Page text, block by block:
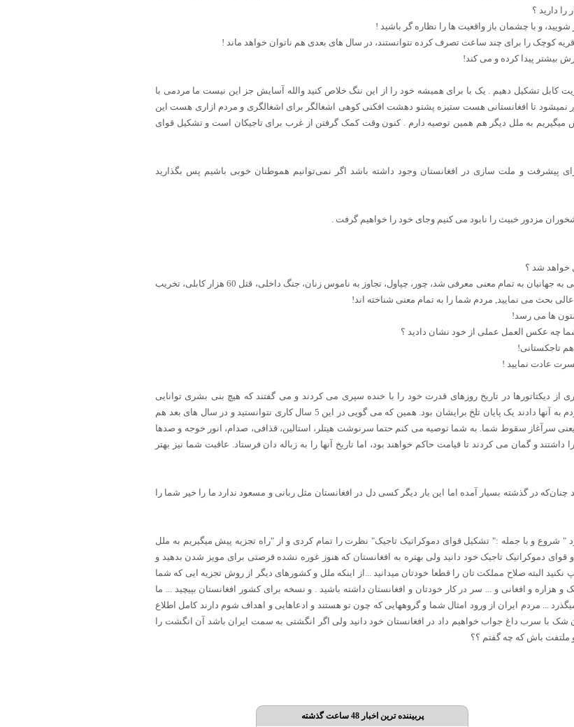
را دارید ؟
و با چشمان باز واقعیت ها را نظاره گر باشید !
بیشتر پیدا کرده و می کند!
کابل تشکیل دهیم . یک با برای همیشه خود را از این ننگ خلاص کنید والله آسایش جز این نیست ما مردمی با
تا افغانستانی هست ستیزه پشتو دهشت افکنی کوهی اشغالگر برای اشغالگری و مردم ازاری هست این
میگیریم به ملل دیگر هم همین توصیه دارم . کنون وقت کمک گرفتن از غرب برای تاجیکان است و تشکیل قوای
پیشرفت و ملت سازی در افغانستان وجود داشته باشد اگر نمی‌توانیم هموطنان خوبی باشیم پس بگذارید
مزدور خبیث را نابود می کنیم وجای خود را خواهیم گرفت .
خواهد شد ؟
فرهنگ عالی شما در زمان قدرت تاجکان در دهه 70 شمسی به جهانیان به تمام معنی معرفی شد، چور، چپاول، تجاوز به ناموس زنان، جنگ داخلی، قتل 60 هزار کابلی، تخریب
بحث می نمایید, مردم شما را به تمام معنی شناخته اند!
ها می رسد!
تاجکستانی!
عادت نمایید !
دیکتاتورها در تاریخ روزهای قدرت خود را با خنده سپری می کردند و می گفتند که هیچ بنی بشری توانایی
سرنگونی ما را ندارد. اما جوابی که تاریخ، سرنوشت و مردم به آنها دادند یک پایان تلخ برایشان بود. همین که می گویی در این 5 سال کاری نتوانستید و در سال های بعد هم
یعنی سرآغاز سقوط شما. به شما توصیه می کنم حتما سرنوشت هیتلر، استالین، قذافی، صدام، انور خوجه و صدها
و گمان می کردند تا قیامت حاکم خواهند بود، اما تاریخ آنها را به زباله دان فرستاد. عاقبت شما نیز بهتر
در گذشته بسیار آمده اما این بار دیگر کسی دل در افغانستان مثل ربانی و مسعود ندارد ما را خیر شما را
شروع و با جمله :" تشکیل قوای دموکراتیک تاجیک" نظرت را تمام کردی و از "راه تجزیه پیش میگیریم به ملل
دموکراتیک تاجیک خود دانید ولی بهتره به افغانستان که هنوز غوره نشده فرصتی برای مویز شدن بدهید و
البته صلاح مملکت تان را قطعا خودتان میدانید ...از اینکه ملل و کشورهای دیگر از روش تجزیه ایی که شما
و هزاره و افغانی و ... سر در کار خودتان و افغانستان داشته باشید . و نسخه برای کشور افغانستان بپیچید ... ما
... مردم ایران از ورود امثال شما و گروههایی که چون تو هستند و ادعاهایی و اهداف شوم دارند کامل اطلاع
شک با سرب داغ جواب خواهیم داد در افغانستان خود دانید ولی اگر انگشتی به سمت ایران باشد آن انگشت را
ملتفت باش که چه گفتم ؟؟
پربیننده ترین اخبار 48 ساعت گذشته